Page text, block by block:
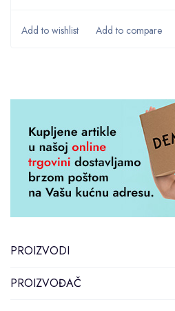
PROIZVODI
PROIZVOĐAČ